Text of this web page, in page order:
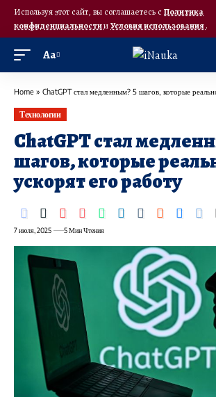
Используя этот сайт, вы соглашаетесь с Политика
конфиденциальностииУсловия использования.
Аа
Home » ChatGPT стал медленным? 5 шагов, которые
Технологии
ChatGPT стал
шагов, которые
ускорят его работу
7 июля, 2025 5 Мин Чтения